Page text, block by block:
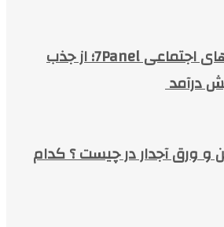
خدمات شبکه‌های اجتماعی 7Panel؛ از جذب
درآمد
و ورق آجدار در چیست ؟ کدام